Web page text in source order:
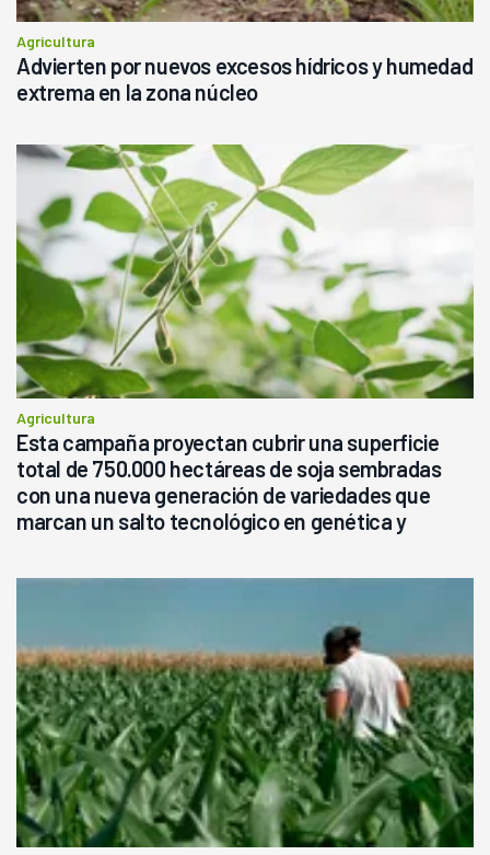
Agricultura
Advierten por nuevos excesos hídricos y humedad
extrema en la zona núcleo
Agricultura
Esta campaña proyectan cubrir una superficie
total de 750.000 hectáreas de soja sembradas
con una nueva generación de variedades que
marcan un salto tecnológico en genética y